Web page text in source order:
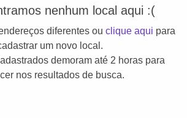
nenhum local aqui :(
diferentes ou clique aqui para
um novo local.
demoram até 2 horas para
nos resultados de busca.